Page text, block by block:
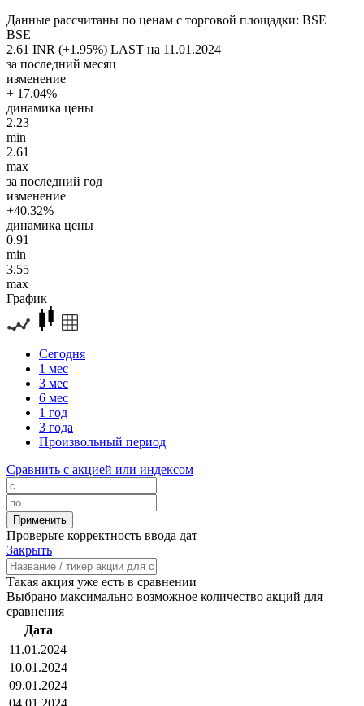
Данные рассчитаны по ценам с торговой площадки: BSE
BSE
2.61 INR (+1.95%) LAST на 11.01.2024
за последний месяц
изменение
+ 17.04%
динамика цены
2.23
min
2.61
max
за последний год
изменение
+40.32%
динамика цены
0.91
min
3.55
max
График
Сегодня
1 мес
3 мес
6 мес
1 год
3 года
Произвольный период
Сравнить с акцией или индексом
Проверьте корректность ввода дат
Закрыть
Такая акция уже есть в сравнении
Выбрано максимально возможное количество акций для
сравнения
Дата
11.01.2024
10.01.2024
09.01.2024
04.01.2024